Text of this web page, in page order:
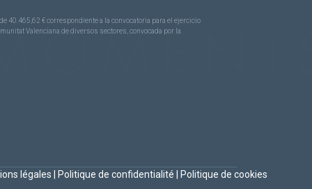
40.465,62 € correspondiente a la convocatoria para el ejercicio
Valenciana de diversos sectores, convocada por la
légales Politique de confidentialité Politique de cookies